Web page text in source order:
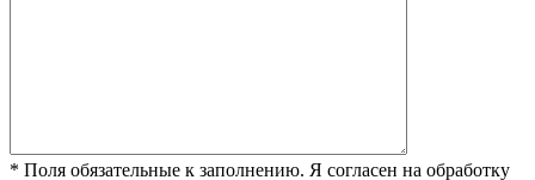
* Поля обязательные к заполнению. Я согласен на обработку